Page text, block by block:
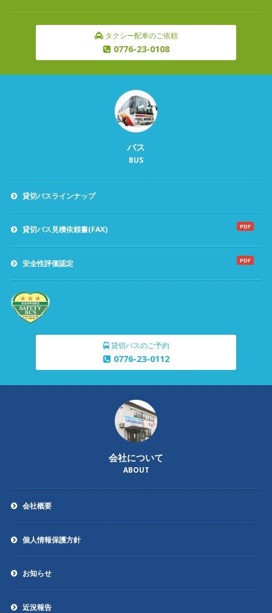
タクシー配車のご依頼
0776-23-0108
バス
BUS
貸切バスラインナップ
貸切バス見積依頼書(FAX) PDF
安全性評価認定 PDF
貸切バスのご予約
0776-23-0112
会社について
ABOUT
会社概要
個人情報保護方針
お知らせ
近況報告